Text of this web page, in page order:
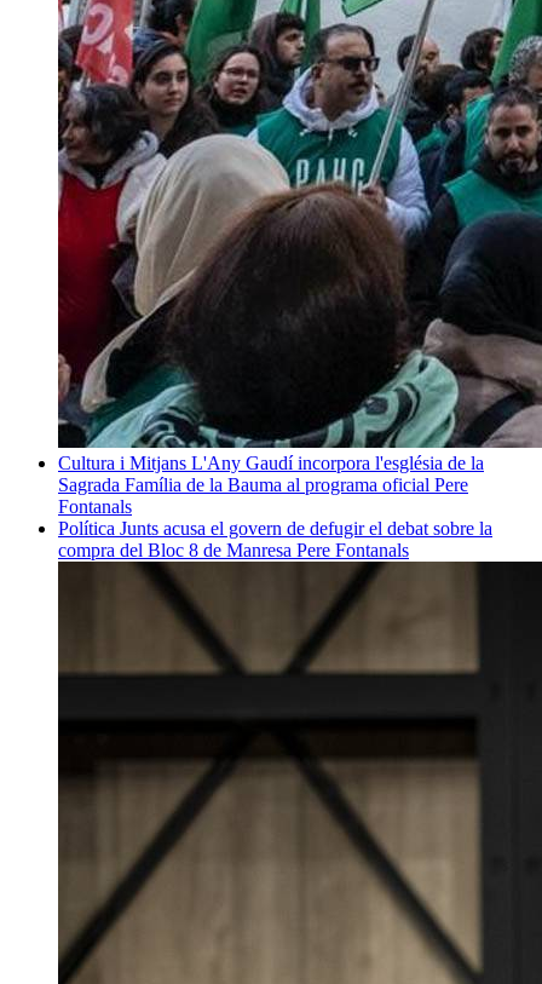
Cultura i Mitjans L'Any Gaudí incorpora l'església de la
Sagrada Família de la Bauma al programa oficial Pere
Fontanals
Política Junts acusa el govern de defugir el debat sobre la
compra del Bloc 8 de Manresa Pere Fontanals